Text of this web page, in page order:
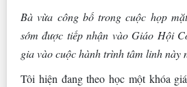
Bà vừa công bố trong cuộc họp
sớm được tiếp nhận vào Giáo Hội
gia vào cuộc hành trình tâm linh này
Tôi hiện đang theo học một khóa